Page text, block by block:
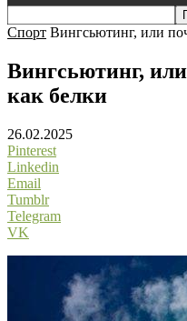
Спорт Вингсьютинг, или
Вингсьютинг,
как белки
26.02.2025
Pinterest
Linkedin
Email
Tumblr
Telegram
VK